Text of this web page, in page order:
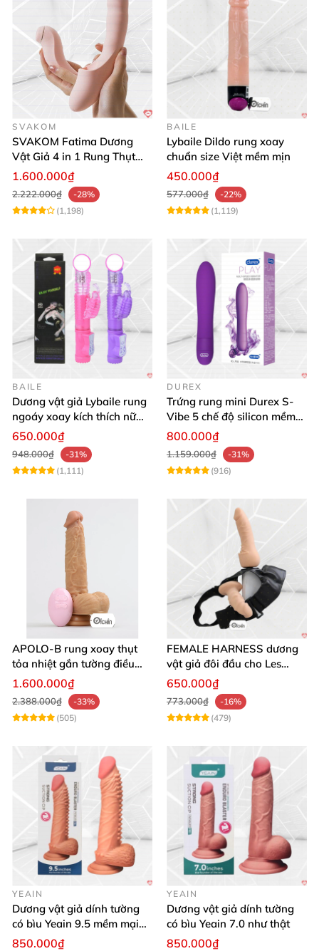
SVAKOM
SVAKOM Fatima Dương
Vật Giả 4 in 1 Rung Thụt
Hút Toả Nhiệt Massage Cho
1.600.000₫
2.222.000₫
-28%
(1,198)
BAILE
Lybaile Dildo rung xoay
chuẩn size Việt mềm mịn
450.000₫
577.000₫
-22%
(1,119)
BAILE
Dương vật giả Lybaile rung
ngoáy xoay kích thích nữ
thủ dâm
650.000₫
948.000₫
-31%
(1,111)
DUREX
Trứng rung mini Durex S-
Vibe 5 chế độ silicon mềm
mịn cao cấp
800.000₫
1.159.000₫
-31%
(916)
APOLO-B rung xoay thụt
tỏa nhiệt gắn tường điều
khiển từ xa đa chế độ
1.600.000₫
2.388.000₫
-33%
(505)
FEMALE HARNESS dương
vật giả đôi đầu cho Les
massage cực sướng
650.000₫
773.000₫
-16%
(479)
YEAIN
Dương vật giả dính tường
có bìu Yeain 9.5 mềm mại
thật
850.000₫
YEAIN
Dương vật giả dính tường
có bìu Yeain 7.0 như thật
850.000₫